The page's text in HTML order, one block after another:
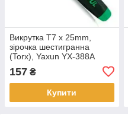
Викрутка T7 x 25mm,
зірочка шестигранна
(Torx), Yaxun YX-388A
157 ₴
Купити